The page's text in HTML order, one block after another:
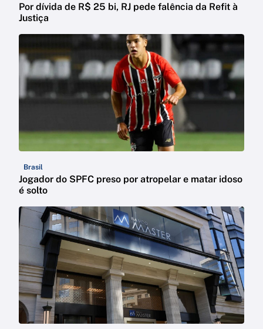
Por dívida de R$ 25 bi, RJ pede falência da Refit à
Justiça
Brasil
Jogador do SPFC preso por atropelar e matar idoso
é solto